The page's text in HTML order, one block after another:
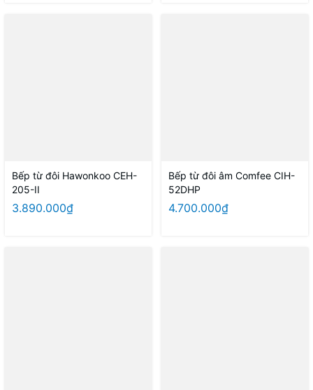
Bếp từ đôi Hawonkoo CEH-
205-II
3.890.000₫
Bếp từ đôi âm Comfee CIH-
52DHP
4.700.000₫